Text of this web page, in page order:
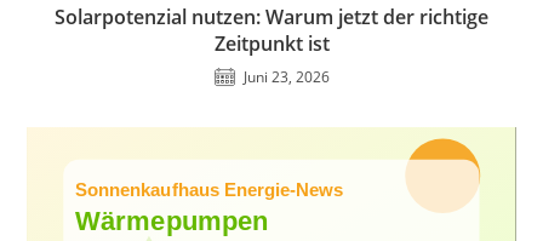
Solarpotenzial nutzen: Warum jetzt der richtige
Zeitpunkt ist
Juni 23, 2026